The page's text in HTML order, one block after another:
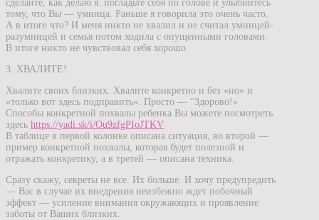
сделайте, как делаю я: погладьте себя по голове и улыбнитесь
тому, что Вы — умница. Раньше я говорила это очень часто.
А в итоге что? И меня никто не хвалил и не считал умницей-
разумницей и семья потом ходила с опущенными головами.
В итоге никто не чувствовал себя хорошо.
3. ХВАЛИТЕ!
Хвалите своих близких. Хвалите конкретно и без «но» и
«только вот здесь подправить». Просто — “Здорово!»
Способы конкретной похвалы ребенка Вы можете посмотреть
здесь https://yadi.sk/i/Ou9zfgPIoJTKV
В таблице в первой колонке описана ситуация, во второй —
пример конкретной похвалы, которая будет полезной и
отражать конкретику, а в третей — описана техника.
Сразу скажу, секреты не все. Их больше. И хочу предупредить
— Вас в случае их внедрения неизбежно ждет побочный
эффект — усиление внимания окружающих и проявление
заботы от Ваших близких.